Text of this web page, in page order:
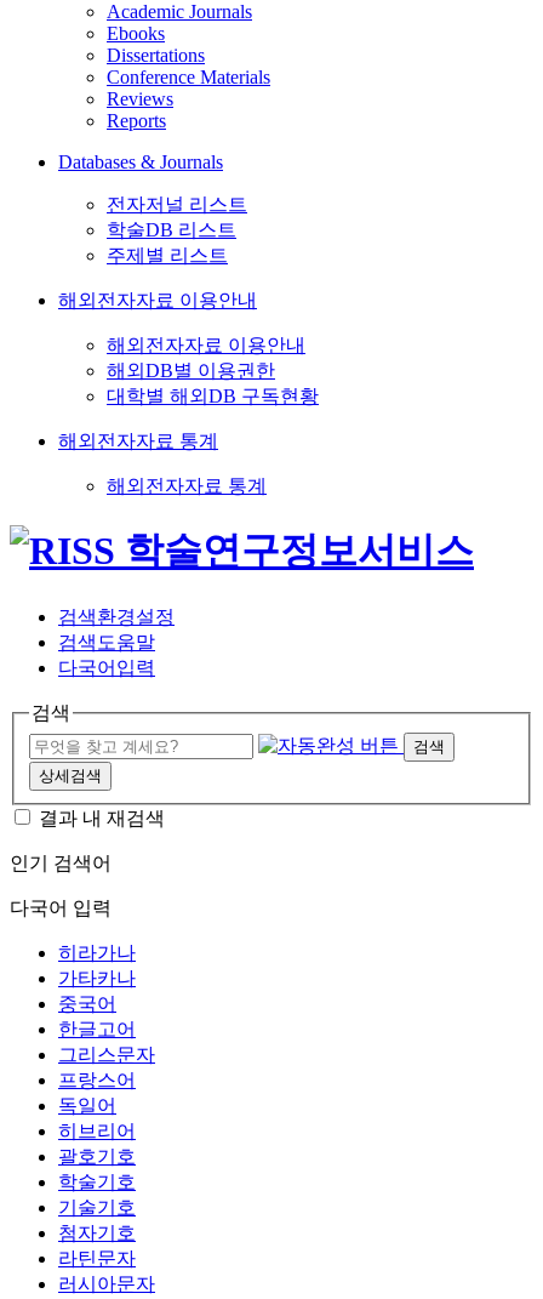
Academic Journals
Ebooks
Dissertations
Conference Materials
Reviews
Reports
Databases & Journals
전자저널 리스트
학술DB 리스트
주제별 리스트
해외전자자료 이용안내
해외전자자료 이용안내
해외DB별 이용권한
대학별 해외DB 구독현황
해외전자자료 통계
해외전자자료 통계
검색환경설정
검색도움말
다국어입력
검색
검색
상세검색
결과 내 재검색
인기 검색어
다국어 입력
히라가나
가타카나
중국어
한글고어
그리스문자
프랑스어
독일어
히브리어
괄호기호
학술기호
기술기호
첨자기호
라틴문자
러시아문자